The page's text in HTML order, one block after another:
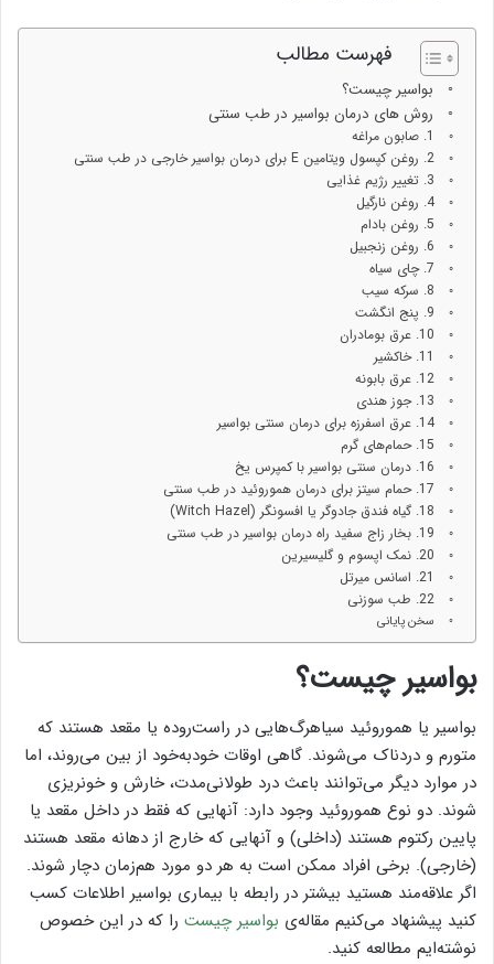
فهرست مطالب
بواسیر چیست؟
روش ‌های درمان بواسیر در طب سنتی
1. صابون مراغه
2. روغن کپسول ویتامین E برای درمان بواسیر خارجی در طب سنتی
3. تغییر رژیم غذایی
4. روغن نارگیل
5. روغن بادام
6. روغن زنجبیل
7. چای سیاه
8. سرکه سیب
9. پنج انگشت
10. عرق بومادران
11. خاکشیر
12. عرق بابونه
13. جوز هندی
14. عرق اسفرزه برای درمان سنتی بواسیر
15. حمام‌های گرم
16. درمان سنتی بواسیر با کمپرس یخ
17. حمام سیتز برای درمان هموروئید در طب سنتی
18. گیاه فندق جادوگر یا افسونگر (Witch Hazel)
19. بخار زاج سفید راه درمان بواسیر در طب سنتی
20. نمک اپسوم و گلیسیرین
21. اسانس میرتل
22. طب سوزنی
سخن پایانی
بواسیر چیست؟
بواسیر یا هموروئید سیاهرگ‌هایی در راست‌روده یا مقعد هستند که
متورم و دردناک می‌شوند. گاهی اوقات خودبه‌خود از بین می‌روند، اما
در موارد دیگر می‌توانند باعث درد طولانی‌مدت، خارش و خونریزی
شوند. دو نوع هموروئید وجود دارد: آنهایی که فقط در داخل مقعد یا
پایین رکتوم هستند (داخلی) و آنهایی که خارج از دهانه مقعد هستند
(خارجی). برخی افراد ممکن است به هر دو مورد هم‌زمان دچار شوند.
اگر علاقه‌مند هستید بیشتر در رابطه با بیماری بواسیر اطلاعات کسب
کنید پیشنهاد می‌کنیم مقاله‌ی بواسیر چیست را که در این خصوص
نوشته‌ایم مطالعه کنید.